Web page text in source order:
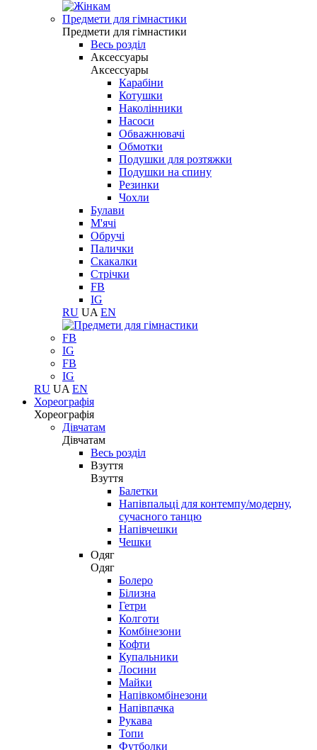
Предмети для гімнастики
Предмети для гімнастики
Весь розділ
Аксессуары
Аксессуары
Карабіни
Котушки
Наколінники
Насоси
Обважнювачі
Обмотки
Подушки для розтяжки
Подушки на спину
Резинки
Чохли
Булави
М'ячі
Обручі
Палички
Скакалки
Стрічки
FB
IG
RU UA EN
FB
IG
FB
IG
RU UA EN
Хореографія
Хореографія
Дівчатам
Дівчатам
Весь розділ
Взуття
Взуття
Балетки
Напівпальці для контемпу/модерну,
сучасного танцю
Напівчешки
Чешки
Одяг
Одяг
Болеро
Білизна
Гетри
Колготи
Комбінезони
Кофти
Купальники
Лосини
Майки
Напівкомбінезони
Напівпачка
Рукава
Топи
Футболки